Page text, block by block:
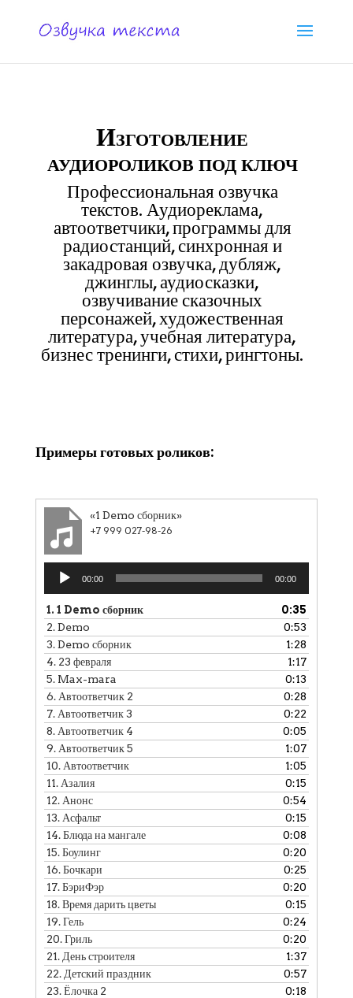
Изготовление
аудиороликов под ключ
Профессиональная озвучка
текстов. Аудиореклама,
автоответчики, программы для
радиостанций, синхронная и
закадровая озвучка, дубляж,
джинглы, аудиосказки,
озвучивание сказочных
персонажей, художественная
литература, учебная литература,
бизнес тренинги, стихи, рингтоны.
Примеры готовых роликов:
«1 Demo сборник»
+7 999 027-98-26
Аудиоплеер
00:00 00:00
1. 1 Demo сборник
0:35
2.Demo
0:53
3.Demo сборник
1:28
4. 23 февраля
1:17
5. Max-mara
0:13
6. Автоответчик 2
0:28
7. Автоответчик 3
0:22
8. Автоответчик 4
0:05
9. Автоответчик 5
1:07
10. Автоответчик
1:05
11. Азалия
0:15
12. Анонс
0:54
13. Асфальт
0:15
14.Блюда на мангале
0:08
15.Боулинг
0:20
16.Бочкари
0:25
17.БэриФэр
0:20
18.Время дарить цветы
0:15
19.Гель
0:24
20.Гриль
0:20
21. День строителя
1:37
22. Детский праздник
0:57
23.Ёлочка 2
0:18